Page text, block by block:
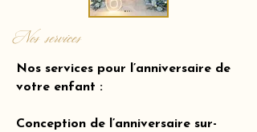
Nos services
Nos services pour l’anniversaire de
votre enfant :
Conception de l’anniversaire sur-